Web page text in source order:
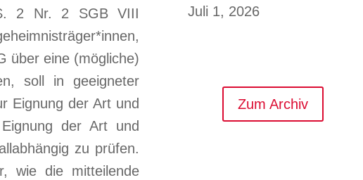
2 Nr. 2 SGB VIII
über eine (mögliche)
soll in geeigneter
Eignung der Art und
der Art und
zu prüfen.
wie die mitteilende
Juli 1, 2026
Zum Archiv